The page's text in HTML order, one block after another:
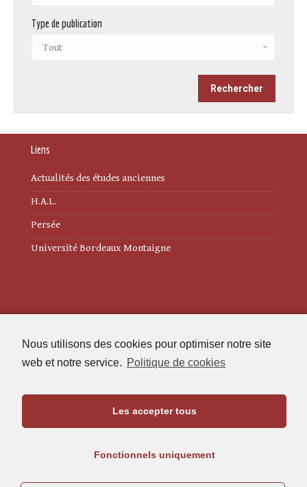
Nous utilisons des cookies pour optimiser notre site
web et notre service. Politique de cookies
Les accepter tous
Fonctionnels uniquement
Type de publication
Liens
Actualités des études anciennes
H.A.L.
Persée
Université Bordeaux Montaigne
Politique de cookies (UE)
Maison de l'Archéologie
05.57.12.45.63